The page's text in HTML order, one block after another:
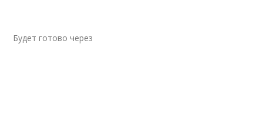
Будет готово через